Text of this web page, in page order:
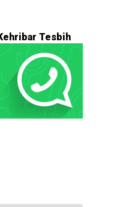
Tesbih